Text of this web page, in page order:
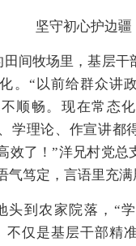
坚守初心护边疆
田间牧场里，基层干
。“以前给群众讲
顺畅。现在常态
学理论、作宣讲都
效了！”洋兄村党总
气笃定，言语里充满
头到农家院落，“
不仅是基层干部精